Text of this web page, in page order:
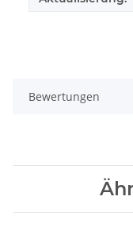
Bewertungen